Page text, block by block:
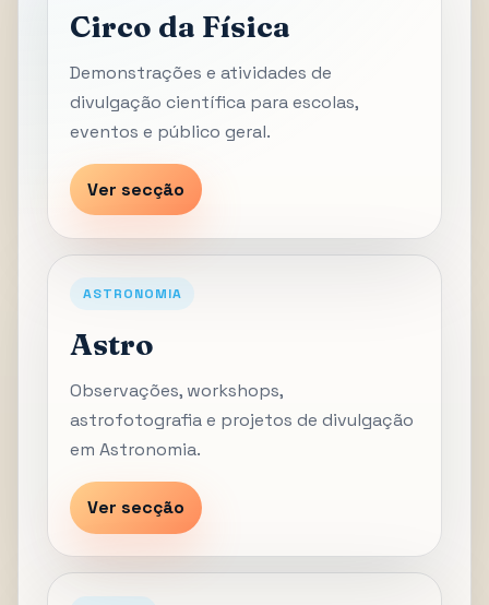
Circo da Física
Demonstrações e atividades de
divulgação científica para escolas,
eventos e público geral.
Ver secção
ASTRONOMIA
Astro
Observações, workshops,
astrofotografia e projetos de divulgação
em Astronomia.
Ver secção